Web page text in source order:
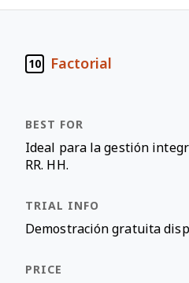
10 Factorial
Ideal para la gestión
RR. HH.
Demostración gratuita